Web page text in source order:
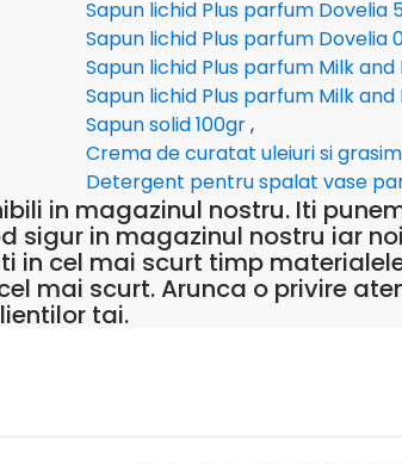
Sapun lichid Plus parfum Dovelia
Sapun lichid Plus parfum Dovelia
Sapun lichid Plus parfum Milk and
Sapun lichid Plus parfum Milk and
Sapun solid 100gr,
Crema de curatat uleiuri si
Detergent pentru spalat vase
in magazinul nostru. Iti
sigur in magazinul nostru iar
in cel mai scurt timp
mai scurt. Arunca o privire
tai.